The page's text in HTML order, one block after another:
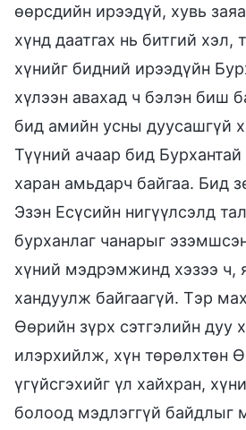
өөрсдийн ирээдүй, хувь
хүнд даатгах нь битгий хэл,
хүнийг бидний ирээдүйн
хүлээн авахад ч бэлэн биш
бид амийн усны дуусашгүй
Түүний ачаар бид Бурхантай
харан амьдарч байгаа. Бид
Эзэн Есүсийн нигүүлсэлд
бурханлаг чанарыг
хүний мэдрэмжинд хэзээ ч,
хандуулж байгаагүй. Тэр
Өөрийн зүрх сэтгэлийн дуу
илэрхийлж, хүн төрөлхтөн
үгүйсгэхийг үл хайхран,
болоод мэдлэггүй байдлыг